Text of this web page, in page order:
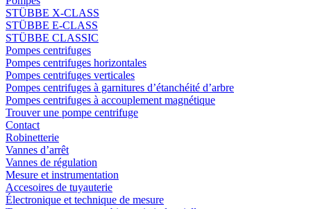
STÜBBE X-CLASS
STÜBBE E-CLASS
STÜBBE CLASSIC
Pompes centrifuges
Pompes centrifuges horizontales
Pompes centrifuges verticales
Pompes centrifuges à garnitures d’étanchéité d’arbre
Pompes centrifuges à accouplement magnétique
Trouver une pompe centrifuge
Contact
Robinetterie
Vannes d’arrêt
Vannes de régulation
Mesure et instrumentation
Accesoires de tuyauterie
Électronique et technique de mesure